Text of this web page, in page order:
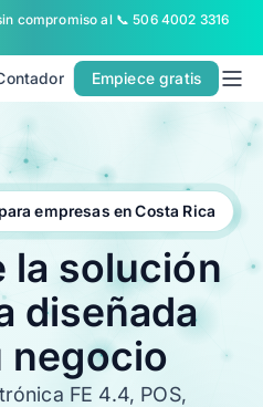
compromiso al 📞 506 4002 3316
Empiece gratis
empresas en Costa Rica
la solución
diseñada
negocio
FE 4.4, POS,